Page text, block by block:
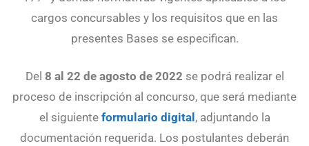
cargos concursables y los requisitos que en las
presentes Bases se especifican.
Del 8 al 22 de agosto de 2022 se podrá realizar el
proceso de inscripción al concurso, que será mediante
el siguiente formulario digital , adjuntando la
documentación requerida. Los postulantes deberán